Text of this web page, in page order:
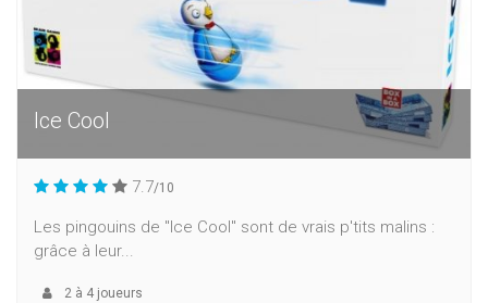
Ice Cool
7.7/10
Les pingouins de "Ice Cool" sont de vrais p'tits malins :
grâce à leur...
2 à 4 joueurs